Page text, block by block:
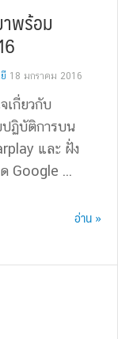
พร้อม
18 มกราคม 2016
เกี่ยวกับ
ปฏิบัติการบน
และ ฝั่ง
Google ...
อ่าน »